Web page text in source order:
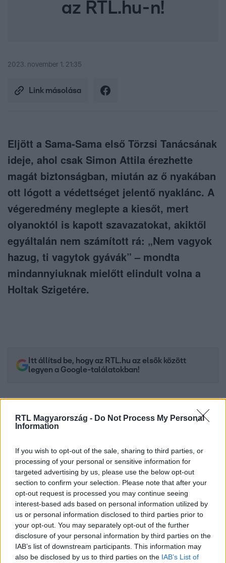
RTL Magyarország - Do Not Process My Personal
Information
If you wish to opt-out of the sale, sharing to third parties, or
processing of your personal or sensitive information for
targeted advertising by us, please use the below opt-out
section to confirm your selection. Please note that after your
opt-out request is processed you may continue seeing
interest-based ads based on personal information utilized by
us or personal information disclosed to third parties prior to
your opt-out. You may separately opt-out of the further
disclosure of your personal information by third parties on the
IAB’s list of downstream participants. This information may
also be disclosed by us to third parties on the IAB’s List of
az RTL.hu-n!
2023. november 1. 21:35
Link másolása
Eljött a Sama-Sama első Törzsi Tanácsának
ideje, ahol csak Simon Attila érezhette
magát biztonságban, miután az ő nyakában
ott lógott a védettséget jelentő nyaklánc. A
végeredmény meglepte a kiesőt, mert
olyanoktól is kapott szavazatokat, akiktől
egyáltalán nem számított rá: „Nem vagyok
hazug, ti vagytok gyávák” – mondta
mindannyiuknak mielőtt elindult volna a
Holtak Szigetére.
Itt állítsd be, hogy az RTL.hu az elsők között
legyen a Google-találatokban!
Kövess minket, és értesülj a friss hírekről a
Facebookon is!
Követem